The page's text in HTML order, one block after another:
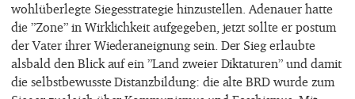
wohlüberlegte Siegesstrategie hinzustellen. Adenauer hatte
die ”Zone” in Wirklichkeit aufgegeben, jetzt sollte er postum
der Vater ihrer Wiederaneignung sein. Der Sieg erlaubte
alsbald den Blick auf ein ”Land zweier Diktaturen” und damit
die selbstbewusste Distanzbildung: die alte BRD wurde zum